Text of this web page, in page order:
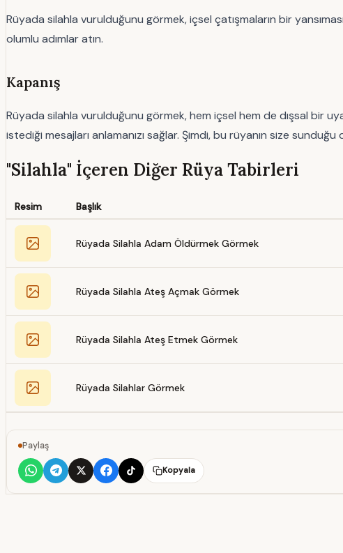
Rüyada silahla vurulduğunu görmek, içsel çatışmaların bir
olumlu adımlar atın.
Kapanış
Rüyada silahla vurulduğunu görmek, hem içsel hem de dışsal bir
istediği mesajları anlamanızı sağlar. Şimdi, bu rüyanın size
"Silahla" İçeren Diğer Rüya Tabirleri
Resim Başlık
Rüyada Silahla Adam Öldürmek Görmek
Rüyada Silahla Ateş Açmak Görmek
Rüyada Silahla Ateş Etmek Görmek
Rüyada Silahlar Görmek
Paylaş
Kopyala